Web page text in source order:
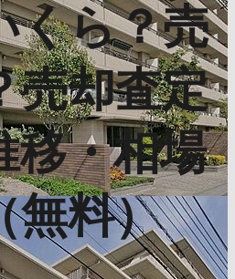
くら？売
売却査定
移・相場
無料）